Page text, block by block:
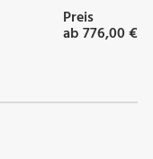
Preis
ab 776,00 €